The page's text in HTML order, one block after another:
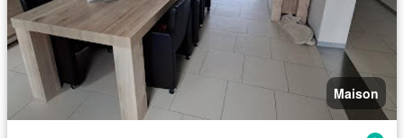
Maison